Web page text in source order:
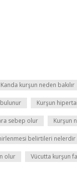
Kanda kurşun neden bakılır
Kurşun
sebep olur Kurşun
belirtileri nelerdir
olur Vücutta kurşun